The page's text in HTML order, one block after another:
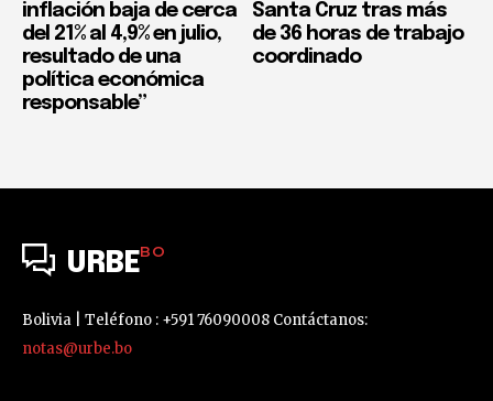
inflación baja de cerca
del 21% al 4,9% en julio,
resultado de una
política económica
responsable”
Santa Cruz tras más
de 36 horas de trabajo
coordinado
URBEBO
Bolivia | Teléfono : +591 76090008 Contáctanos:
notas@urbe.bo